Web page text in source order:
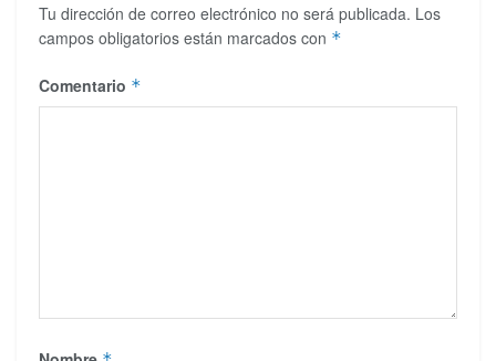
Tu dirección de correo electrónico no será publicada. Los
campos obligatorios están marcados con *
Comentario *